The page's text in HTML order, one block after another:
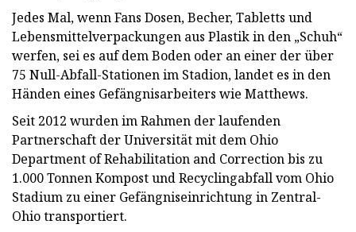
Jedes Mal, wenn Fans Dosen, Becher, Tabletts und
Lebensmittelverpackungen aus Plastik in den „Schuh“
werfen, sei es auf dem Boden oder an einer der über
75 Null-Abfall-Stationen im Stadion, landet es in den
Händen eines Gefängnisarbeiters wie Matthews.
Seit 2012 wurden im Rahmen der laufenden
Partnerschaft der Universität mit dem Ohio
Department of Rehabilitation and Correction bis zu
1.000 Tonnen Kompost und Recyclingabfall vom Ohio
Stadium zu einer Gefängniseinrichtung in Zentral-
Ohio transportiert.